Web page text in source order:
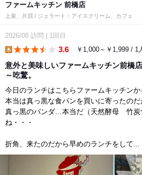
ファームキッチン 前橋店
上泉、片貝 / ジェラート・アイスクリーム、カフェ
2026/08 訪問 1回目
3.6 ￥1,000～￥1,999 / 1
意外と美味しいファームキッチン前橋
～吃驚。
今日のランチはこちらファームキッチンか
本当は真っ黒な食パンを買いに寄ったのだ
真っ黒のパンダ…本当だ（天然酵母 竹炭
ね・・・
折角、来たのだから早めのランチをして...